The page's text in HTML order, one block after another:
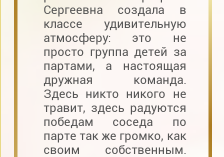
Сергеевна создала в
классе удивительную
атмосферу: это не
просто группа детей за
партами, а настоящая
дружная команда.
Здесь никто никого не
травит, здесь радуются
победам соседа по
парте так же громко, как
своим собственным.